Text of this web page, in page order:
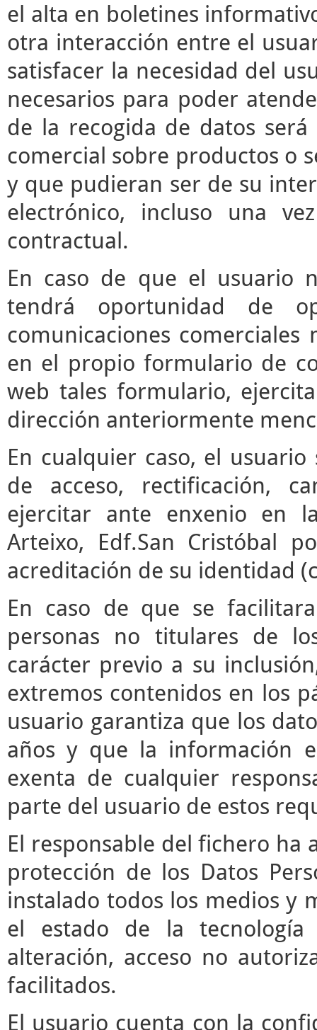
el alta en boletines
otra interacción entre el
satisfacer la necesidad del
necesarios para poder
de la recogida de datos
comercial sobre productos o
y que pudieran ser de su
electrónico, incluso una
contractual.
En caso de que el usuario
tendrá oportunidad de
comunicaciones
en el propio formulario de
web tales formulario,
dirección anteriormente
En cualquier caso, el
de acceso, rectificación,
ejercitar ante enxenio en
Arteixo, Edf.San Cristóbal
acreditación de su identidad
En caso de que se
personas no titulares de
carácter previo a su
extremos contenidos en los
usuario garantiza que los
años y que la información
exenta de cualquier
parte del usuario de estos
El responsable del fichero ha
protección de los Datos
instalado todos los medios y
el estado de la
alteración, acceso no
facilitados.
El usuario cuenta con la